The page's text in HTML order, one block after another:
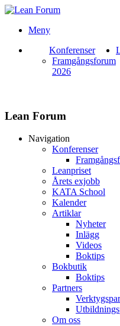
Meny
Konferenser
Framgångsforum
2026
Lean Forum
Navigation
Konferenser
Leanpriset
Årets exjobb
KATA School
Kalender
Artiklar
Nyheter
Inlägg
Videos
Boktips
Bokbutik
Boktips
Partners
Om oss